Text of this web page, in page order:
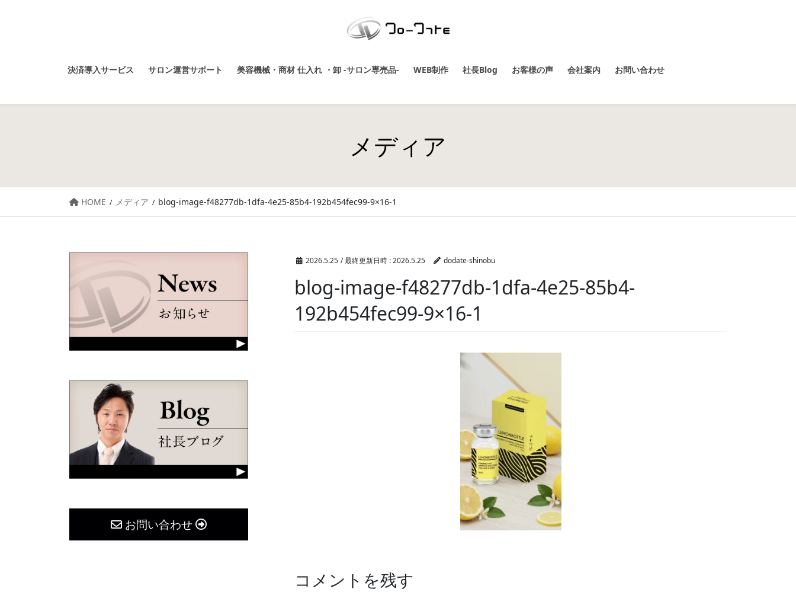
決済導入サービス サロン運営サポート 美容機械・商材 仕入れ ・卸 -サロン専売品- WEB制作 社長Blog お客様の声 会社案内 お問い合わせ
メディア
HOME メディア blog-image-f48277db-1dfa-4e25-85b4-192b454fec99-9×16-1
2026.5.25 / 最終更新日時 :2026.5.25 dodate-shinobu
blog-image-f48277db-1dfa-4e25-85b4-
192b454fec99-9×16-1
コメントを残す
お問い合わせ